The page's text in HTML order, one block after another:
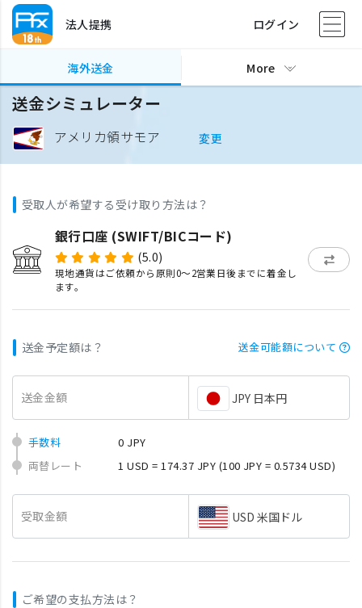
法人提携 ログイン
海外送金 More
送金シミュレーター
アメリカ領サモア 変更
受取人が希望する受け取り方法は？
銀行口座 (SWIFT/BICコード)
(5.0)
現地通貨はご依頼から原則0〜2営業日後までに着金し
ます。
送金予定額は？ 送金可能額について
送金金額 JPY 日本円
手数料
0 JPY
両替レート
1 USD = 174.37 JPY (100 JPY = 0.5734 USD)
受取金額 USD 米国ドル
ご希望の支払方法は？